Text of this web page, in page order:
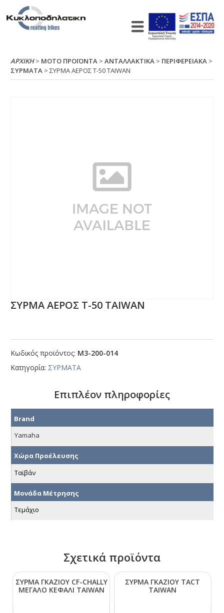
ΑΡΧΙΚΉ> ΜΟΤΟ ΠΡΟΪΟΝΤΑ >ΑΝΤΑΛΛΑΚΤΙΚΑ > ΠΕΡΙΦΕΡΕΙΑΚΑ >
ΣΥΡΜΑΤΑ > ΣΥΡΜΑ ΑΕΡΟΣ Τ-50 ΤΑΙWΑΝ
ΣΥΡΜΑ ΑΕΡΟΣ Τ-50 ΤΑΙWΑΝ
Κωδικός προϊόντος: Μ3-200-014
Κατηγορία: ΣΥΡΜΑΤΑ
Επιπλέον πληροφορίες
Brand
Yamaha
Χώρα Προέλευσης
Ταϊβάν
Μονάδα Μέτρησης
Τεμάχιο
Σχετικά προϊόντα
ΣΥΡΜΑ ΓΚΑΖΙΟΥ CF-CΗΑLLΥ
ΜΕΓΑΛΟ ΚΕΦΑΛΙ ΤΑΙWΑΝ
ΣΥΡΜΑ ΓΚΑΖΙΟΥ ΤΑCΤ
ΤΑΙWΑΝ